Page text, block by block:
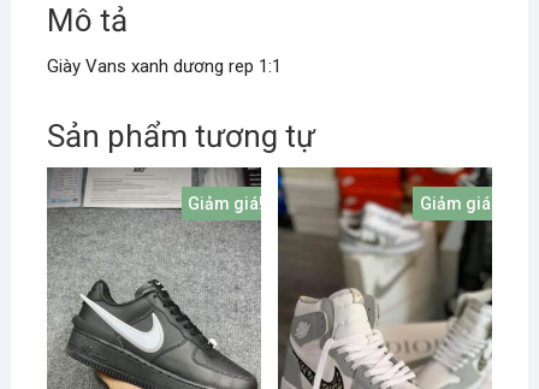
Mô tả
Giày Vans xanh dương rep 1:1
Sản phẩm tương tự
Giảm giá! Giảm giá!